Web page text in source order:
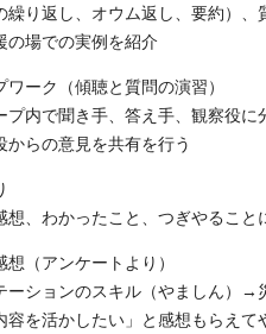
繰り返し、オウム返し、要約）、
の場での実例を紹介
ワーク（傾聴と質問の演習）
プ内で聞き手、答え手、観察役
からの意見を共有を行う
想、わかったこと、つぎやるこ
の感想（アンケート
ーションのスキル（やましん）→
内容を活かしたい」と感想